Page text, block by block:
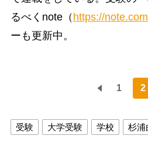
るべくnote（ https://
ーも更新中。
1 2
受験 大学受験 学校 杉浦